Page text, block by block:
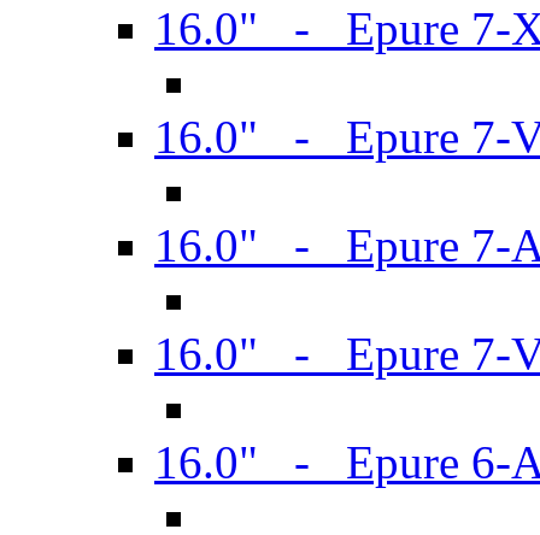
16.0" - Epure 7-
16.0" - Epure 7-
16.0" - Epure 7-
16.0" - Epure 7-
16.0" - Epure 6-